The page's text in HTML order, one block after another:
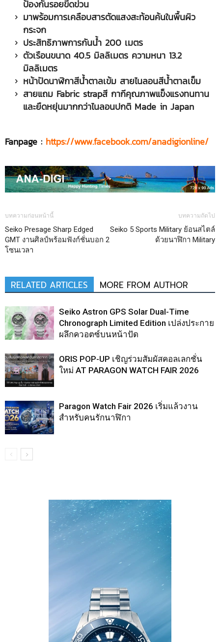
ป้องกันรอยขีดข่วน
มาพร้อมการเคลือบสารตัดแสงสะท้อนค้นในพื้นผิว
กระจก
ประสิทธิภาพการกันน้ำ 200 เมตร
ตัวเรือนขนาด 40.5 มิลลิเมตร ความหนา 13.2
มิลลิเมตร
หน้าปัดนาฬิกาสีน้ำตาลเข้ม สายไนลอนสีน้ำตาลเข็ม
สายแถม Fabric strapสี กากีคุณภาพแข็งแรงทนทาน
และยืดหยุ่นมากกว่าไนลอนปกติ Made in Japan
Fanpage : https://www.facebook.com/anadigionline/
บทความก่อนหน้านี้
Seiko Presage Sharp Edged
GMT งานศิลป์พร้อมฟังก์ชั่นบอก 2
โซนเวลา
บทความถัดไป
Seiko 5 Sports Military ย้อนสไตล์
ด้วยนาฬิกา Military
RELATED ARTICLES MORE FROM AUTHOR
Seiko Astron GPS Solar Dual-Time
Chronograph Limited Edition เปล่งประกาย
ผลึกควอตซ์บนหน้าปัด
ORIS POP-UP เชิญร่วมสัมผัสคอลเลกชั่น
ใหม่ AT PARAGON WATCH FAIR 2026
Paragon Watch Fair 2026 เริ่มแล้วงาน
สำหรับคนรักนาฬิกา